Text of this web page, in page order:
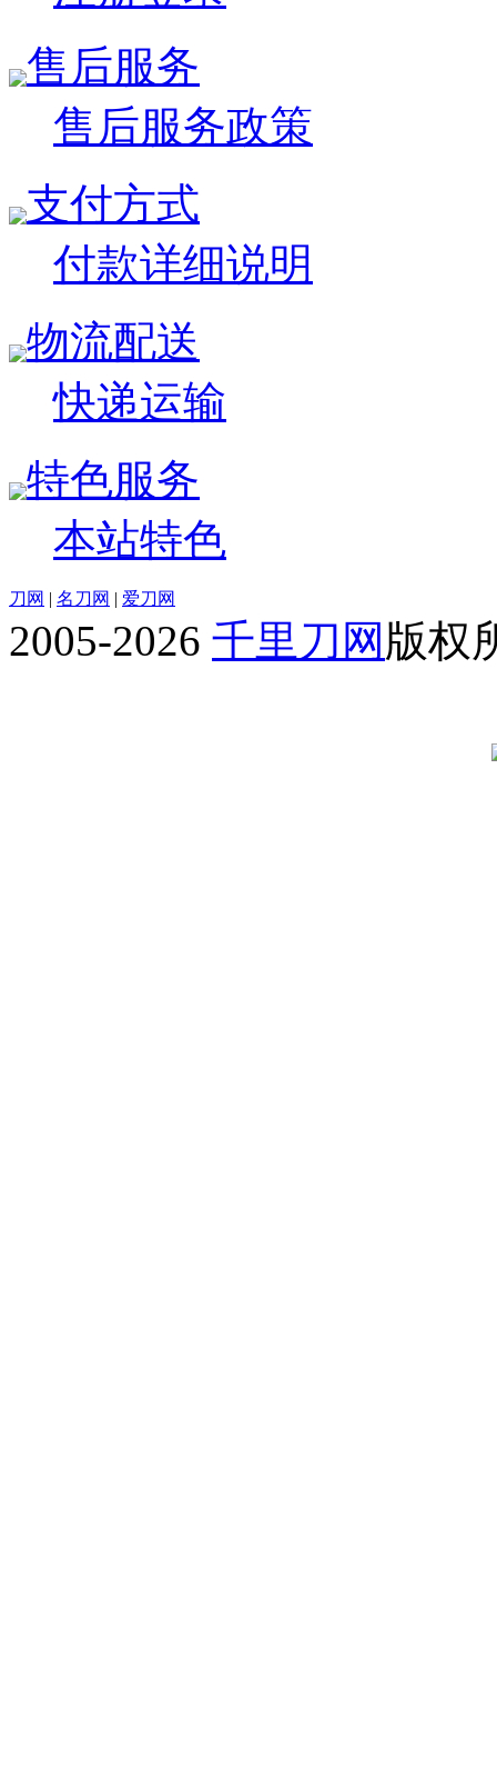
售后服务
售后服务政策
支付方式
付款详细说明
物流配送
快递运输
特色服务
本站特色
刀网 | 名刀网 | 爱刀网
2005-2026 千里刀网 版权